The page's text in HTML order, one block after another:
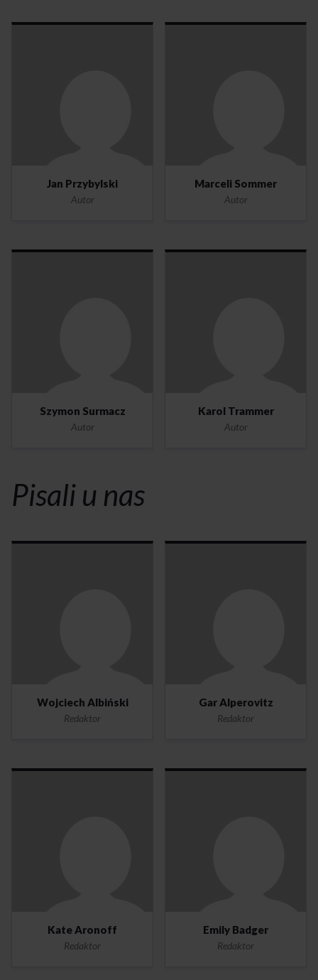
Jan Przybylski
Autor
Marceli Sommer
Autor
Szymon Surmacz
Autor
Karol Trammer
Autor
Pisali u nas
Wojciech Albiński
Redaktor
Gar Alperovitz
Redaktor
Kate Aronoff
Redaktor
Emily Badger
Redaktor